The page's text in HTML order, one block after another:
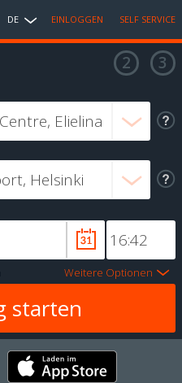
DE EINLOGGEN SELF SERVICE
Weitere Optionen